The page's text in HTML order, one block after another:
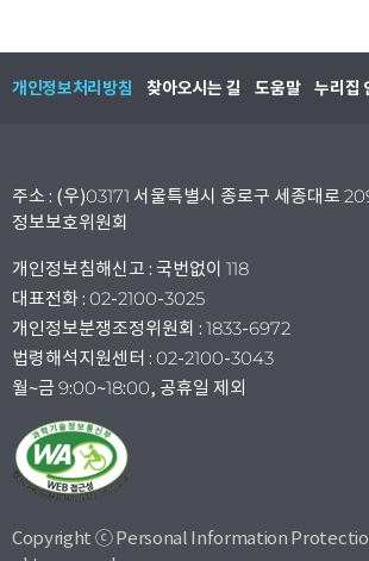
개인정보처리방침 찾아오시는 길 도움말 누리집
주소 : (우)03171 서울특별시 종로구 세종대로
정보보호위원회
개인정보침해신고 : 국번없이 118
대표전화 : 02-2100-3025
개인정보분쟁조정위원회 : 1833-6972
법령해석지원센터 : 02-2100-3043
월~금 9:00~18:00, 공휴일 제외
Copyright ⓒ Personal Information